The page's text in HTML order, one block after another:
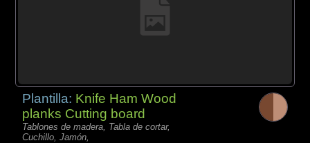
Plantilla: Knife Ham Wood
planks Cutting board
Tablones de madera, Tabla de cortar,
Cuchillo, Jamón,